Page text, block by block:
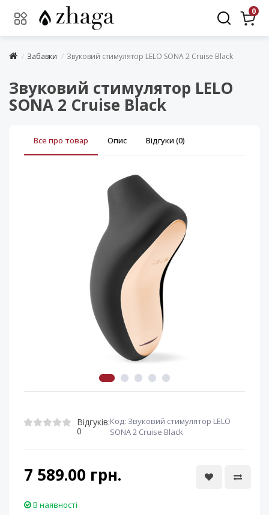
0
Забавки Звуковий стимулятор LELO SONA 2 Cruise Black
Звуковий стимулятор LELO
SONA 2 Cruise Black
Все про товар Опис Відгуки (0)
Відгуків:
0
Код: Звуковий стимулятор LELO
SONA 2 Cruise Black
7 589.00 грн.
В наявності